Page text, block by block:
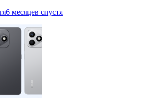
6 месяцев спустя